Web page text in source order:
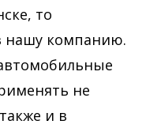
то
нашу компанию.
не
и в